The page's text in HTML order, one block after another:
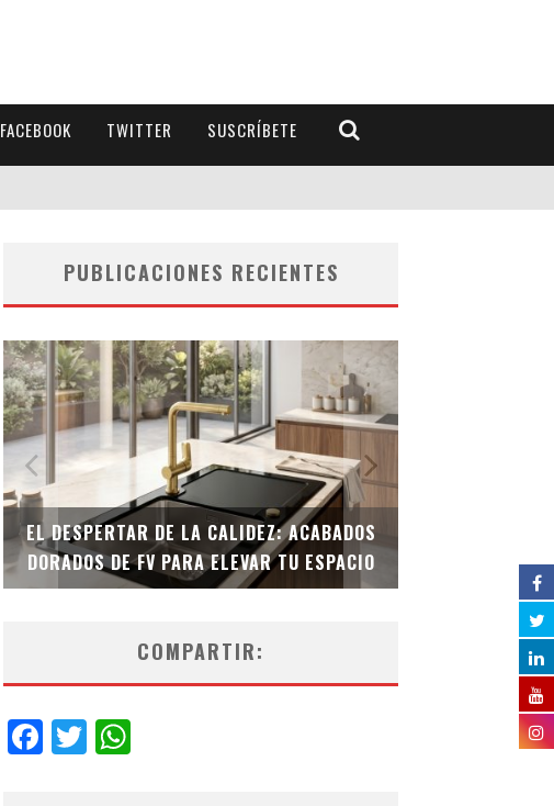
FACEBOOK TWITTER SUSCRÍBETE
PUBLICACIONES RECIENTES
EL DESPERTAR DE LA CALIDEZ: ACABADOS
DORADOS DE FV PARA ELEVAR TU ESPACIO
EL INODORO
COMPARTIR:
Facebook
Twitter